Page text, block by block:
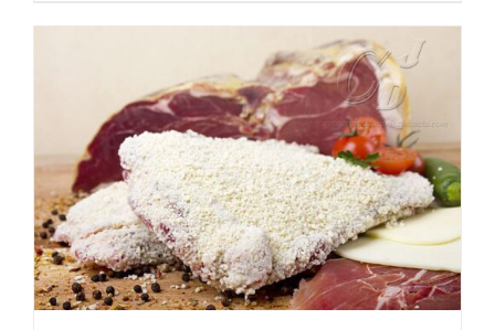
9,50€
tiene
variantes.
Las
opciones
se
pueden
elegir
en
la
página
de
producto